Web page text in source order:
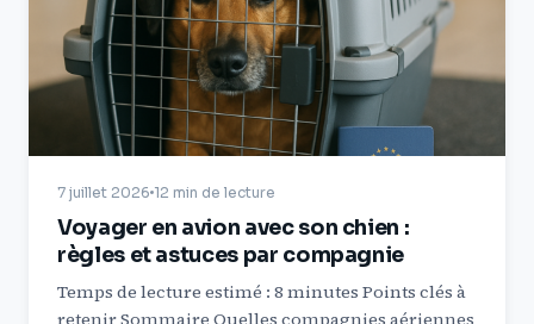
7 juillet 2026 12 min de lecture
Voyager en avion avec son chien :
règles et astuces par compagnie
Temps de lecture estimé : 8 minutes Points clés à